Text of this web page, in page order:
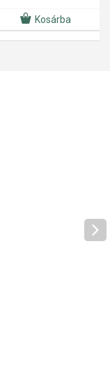
Kosárba